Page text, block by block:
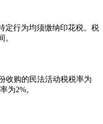
定行为均须缴纳印花税。税
。
收购的民法活动税税率为
为2%。